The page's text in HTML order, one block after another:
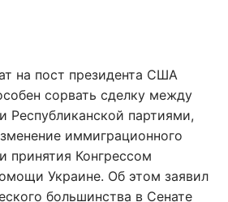
на пост президента США
сорвать сделку между
Республиканской партиями,
иммиграционного
принятия Конгрессом
Украине. Об этом заявил
большинства в Сенате